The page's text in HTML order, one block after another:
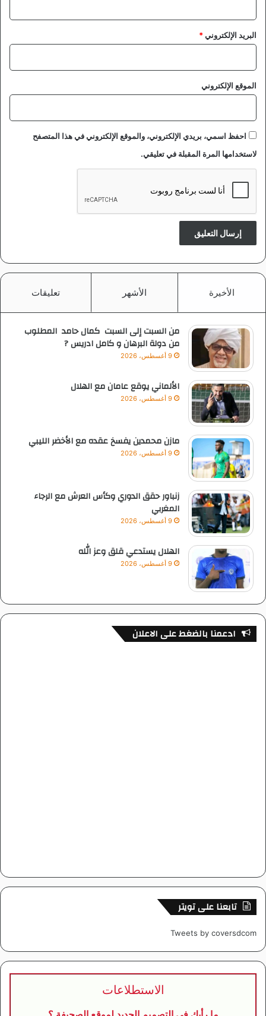
البريد الإلكتروني*
الموقع الإلكتروني
احفظ اسمي، بريدي الإلكتروني، والموقع الإلكتروني في هذا المتصفح
لاستخدامها المرة المقبلة في تعليقي.
الأخيرة الأشهر تعليقات
من السبت إلى السبت كمال حامد المطلوب
من دولة البرهان و كامل ادريس ?
9 أغسطس، 2026
الألماني يوقع عامان مع الهلال
9 أغسطس، 2026
مازن محمدين يفسخ عقده مع الأخضر الليبي
9 أغسطس، 2026
زنباور حقق الدوري وكأس العرش مع الرجاء
المغربي
9 أغسطس، 2026
الهلال يستدعي قلق وعز الله
9 أغسطس، 2026
ادعمنا بالضغط على الاعلان
تابعنا على تويتر
Tweets by coversdcom
الاستطلاعات